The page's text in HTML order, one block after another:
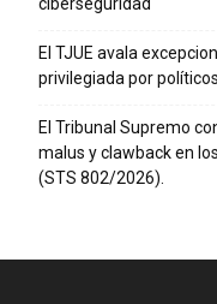
El TJUE avala
privilegiada por
El Tribunal Supremo
malus y clawback en
(STS 802/2026).